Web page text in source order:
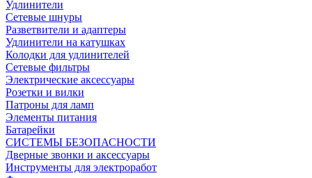
Удлинители
Сетевые шнуры
Разветвители и адаптеры
Удлинители на катушках
Колодки для удлинителей
Сетевые фильтры
Электрические аксессуары
Розетки и вилки
Патроны для ламп
Элементы питания
Батарейки
СИСТЕМЫ БЕЗОПАСНОСТИ
Дверные звонки и аксессуары
Инструменты для электроработ